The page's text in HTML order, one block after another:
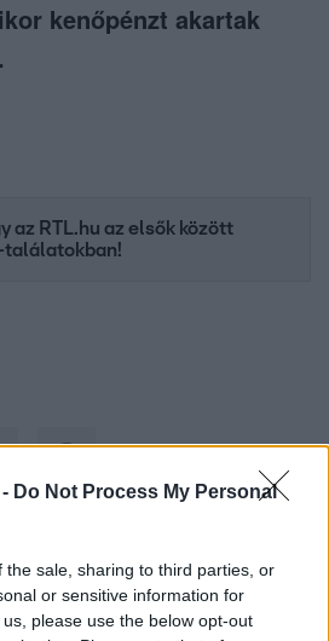
Do Not Process My Personal
the sale, sharing to third parties, or
or sensitive information for
please use the below opt-out
kenőpénzt akartak
az RTL.hu az elsők között
találatokban!
értesülj a friss hírekről a